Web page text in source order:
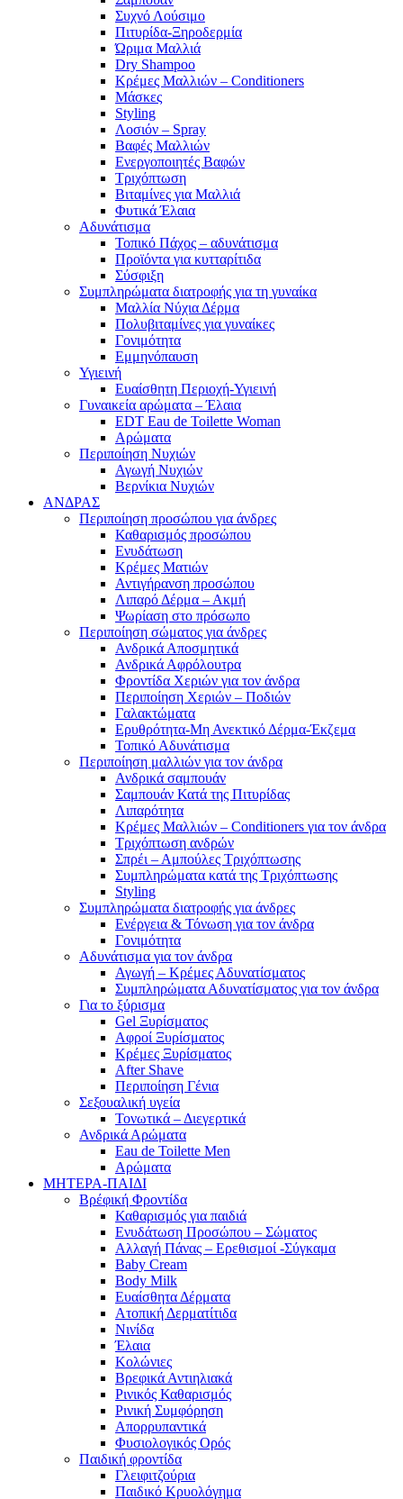
Συχνό Λούσιμο
Πιτυρίδα-Ξηροδερμία
Ώριμα Μαλλιά
Dry Shampoo
Κρέμες Μαλλιών – Conditioners
Μάσκες
Styling
Λοσιόν – Spray
Βαφές Μαλλιών
Ενεργοποιητές Βαφών
Τριχόπτωση
Βιταμίνες για Μαλλιά
Φυτικά Έλαια
Αδυνάτισμα
Τοπικό Πάχος – αδυνάτισμα
Προϊόντα για κυτταρίτιδα
Σύσφιξη
Συμπληρώματα διατροφής για τη γυναίκα
Μαλλία Νύχια Δέρμα
Πολυβιταμίνες για γυναίκες
Γονιμότητα
Εμμηνόπαυση
Υγιεινή
Ευαίσθητη Περιοχή-Υγιεινή
Γυναικεία αρώματα – Έλαια
EDT Eau de Toilette Woman
Αρώματα
Περιποίηση Νυχιών
Αγωγή Νυχιών
Βερνίκια Νυχιών
ΑΝΔΡΑΣ
Περιποίηση προσώπου για άνδρες
Καθαρισμός προσώπου
Ενυδάτωση
Κρέμες Ματιών
Αντιγήρανση προσώπου
Λιπαρό Δέρμα – Ακμή
Ψωρίαση στο πρόσωπο
Περιποίηση σώματος για άνδρες
Ανδρικά Αποσμητικά
Ανδρικά Αφρόλουτρα
Φροντίδα Χεριών για τον άνδρα
Περιποίηση Χεριών – Ποδιών
Γαλακτώματα
Ερυθρότητα-Μη Ανεκτικό Δέρμα-Έκζεμα
Τοπικό Αδυνάτισμα
Περιποίηση μαλλιών για τον άνδρα
Ανδρικά σαμπουάν
Σαμπουάν Κατά της Πιτυρίδας
Λιπαρότητα
Κρέμες Μαλλιών – Conditioners για τον άνδρα
Τριχόπτωση ανδρών
Σπρέι – Αμπούλες Τριχόπτωσης
Συμπληρώματα κατά της Τριχόπτωσης
Styling
Συμπληρώματα διατροφής για άνδρες
Ενέργεια & Τόνωση για τον άνδρα
Γονιμότητα
Αδυνάτισμα για τον άνδρα
Αγωγή – Κρέμες Αδυνατίσματος
Συμπληρώματα Αδυνατίσματος για τον άνδρα
Για το ξύρισμα
Gel Ξυρίσματος
Αφροί Ξυρίσματος
Κρέμες Ξυρίσματος
After Shave
Περιποίηση Γένια
Σεξουαλική υγεία
Τονωτικά – Διεγερτικά
Ανδρικά Αρώματα
Eau de Toilette Men
Αρώματα
ΜΗΤΕΡΑ-ΠΑΙΔΙ
Βρέφική Φροντίδα
Καθαρισμός για παιδιά
Ενυδάτωση Προσώπου – Σώματος
Αλλαγή Πάνας – Ερεθισμοί -Σύγκαμα
Baby Cream
Body Milk
Ευαίσθητα Δέρματα
Ατοπική Δερματίτιδα
Νινίδα
Έλαια
Κολώνιες
Βρεφικά Αντιηλιακά
Ρινικός Καθαρισμός
Ρινική Συμφόρηση
Απορρυπαντικά
Φυσιολογικός Ορός
Παιδική φροντίδα
Γλειφιτζούρια
Παιδικό Κρυολόγημα